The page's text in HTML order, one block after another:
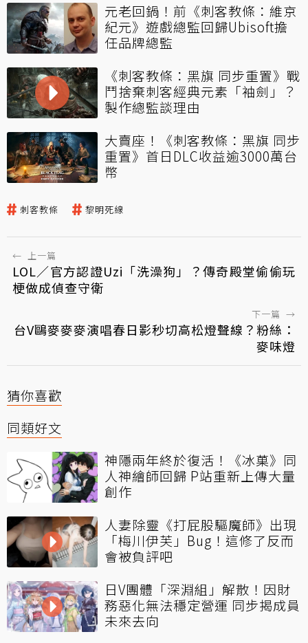
元老回鍋！前《刺客教條：維京
紀元》遊戲總監回歸Ubisoft擔
任品牌總監
《刺客教條：黑旗 同步重置》戰
鬥捨棄刺客經典元素「袖劍」？
製作總監談理由
大賣座！《刺客教條：黑旗 同步
重置》首日DLC收益逾3000萬台
幣
刺客教條 黎明死線
← 上一篇
LOL／官方認證Uzi「洗澡狗」？傳奇殿堂偷偷玩
梗做成偵查守衛
下一篇 →
台V鷗麥麥麥演唱春日影秒切高松燈聲線？粉絲：
麥味燈
猜你喜歡
同類好文
神隱兩年終於復活！《冰菓》同
人神繪師回歸 P站重新上傳大量
創作
人妻除靈《打屁股驅魔師》出現
「梅川伊芙」Bug！這修了反而
會被負評吧
日V團體「深淵組」解散！因財
務惡化無法穩定營運 同步揭成員
未來去向